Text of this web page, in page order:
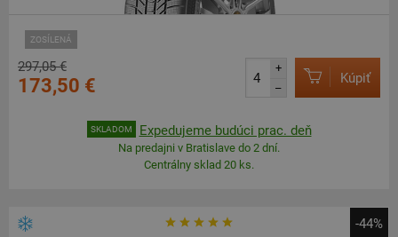
ZOSÍLENÁ
297,05 €
173,50 €
+
–
Kúpiť
SKLADOM Expedujeme budúci prac. deň
Na predajni v Bratislave do 2 dní.
Centrálny sklad 20 ks.
-44%